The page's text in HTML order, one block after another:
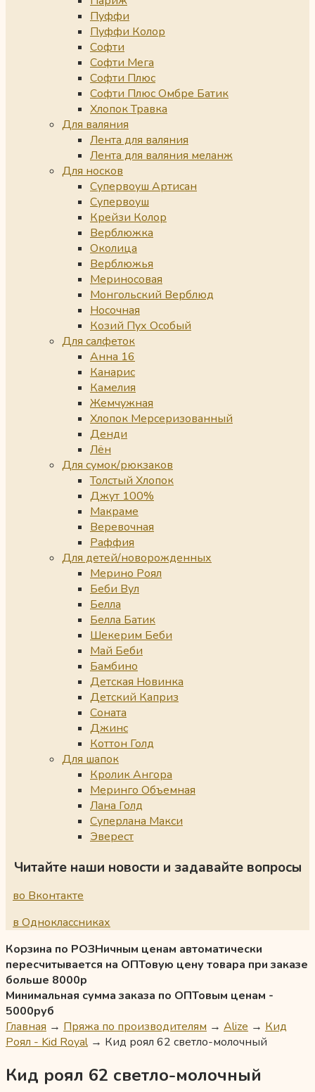
Пуффи
Пуффи Колор
Софти
Софти Мега
Софти Плюс
Софти Плюс Омбре Батик
Хлопок Травка
Для валяния
Лента для валяния
Лента для валяния меланж
Для носков
Супервоуш Артисан
Супервоуш
Крейзи Колор
Верблюжка
Околица
Верблюжья
Мериносовая
Монгольский Верблюд
Носочная
Козий Пух Особый
Для салфеток
Анна 16
Канарис
Камелия
Жемчужная
Хлопок Мерсеризованный
Денди
Лён
Для сумок/рюкзаков
Толстый Хлопок
Джут 100%
Макраме
Веревочная
Раффия
Для детей/новорожденных
Мерино Роял
Беби Вул
Белла
Белла Батик
Шекерим Беби
Май Беби
Бамбино
Детская Новинка
Детский Каприз
Соната
Джинс
Коттон Голд
Для шапок
Кролик Ангора
Меринго Объемная
Лана Голд
Суперлана Макси
Эверест
Читайте наши новости и задавайте вопросы
во Вконтакте
в Одноклассниках
Корзина по РОЗНичным ценам автоматически
пересчитывается на ОПТовую цену товара при заказе
больше 8000р
Минимальная сумма заказа по ОПТовым ценам -
5000руб
Главная → Пряжа по производителям → Alize → Кид
Роял - Kid Royal → Кид роял 62 светло-молочный
Кид роял 62 светло-молочный